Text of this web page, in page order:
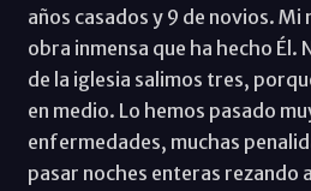
años casados y 9 de novios. Mi
obra inmensa que ha hecho Él.
de la iglesia salimos tres,
en medio. Lo hemos pasado
enfermedades, muchas
pasar noches enteras rezando